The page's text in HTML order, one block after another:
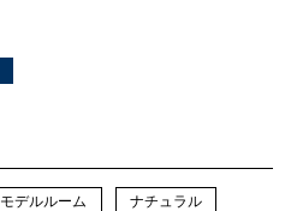
モデルルーム ナチュラル